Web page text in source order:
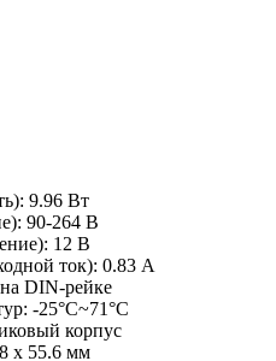
9.96 Вт
90-264 В
12 В
ток): 0.83 А
DIN-рейке
-25°C~71°C
корпус
x 55.6 мм